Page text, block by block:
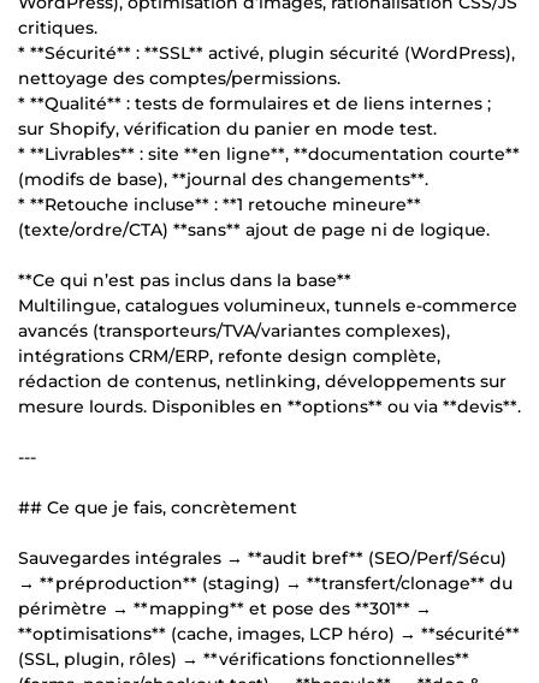
critiques.
* **Sécurité** : **SSL** activé, plugin sécurité (WordPress),
nettoyage des comptes/permissions.
* **Qualité** : tests de formulaires et de liens internes ;
sur Shopify, vérification du panier en mode test.
* **Livrables** : site **en ligne**, **documentation courte**
(modifs de base), **journal des changements**.
* **Retouche incluse** : **1 retouche mineure**
(texte/ordre/CTA) **sans** ajout de page ni de logique.
**Ce qui n’est pas inclus dans la base**
Multilingue, catalogues volumineux, tunnels e-commerce
avancés (transporteurs/TVA/variantes complexes),
intégrations CRM/ERP, refonte design complète,
rédaction de contenus, netlinking, développements sur
mesure lourds. Disponibles en **options** ou via **devis**.
---
## Ce que je fais, concrètement
Sauvegardes intégrales → **audit bref** (SEO/Perf/Sécu)
→ **préproduction** (staging) → **transfert/clonage** du
périmètre → **mapping** et pose des **301** →
**optimisations** (cache, images, LCP héro) → **sécurité**
(SSL, plugin, rôles) → **vérifications fonctionnelles**